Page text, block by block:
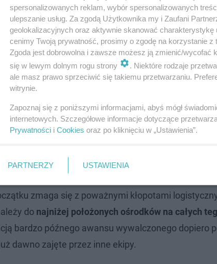
piłkarze?
zmaga się z poważnymi kłopotami
do najniżej położonych ośrodków na całych
bardzo późnego awansu wywalczonego dopiero
dawno zajęte przez inne ekipy.
spersonalizowanych reklam, wybór spersonalizowanych
ulepszanie usług. Za zgodą Użytkownika my i Zaufani
geolokalizacyjnych oraz aktywnie skanować
cenimy Twoją prywatność, prosimy o zgodę na korzystanie z
Zgoda jest dobrowolna i zawsze możesz ją zmienić/
się w lewym dolnym rogu strony
. Niektóre rodzaje
ale masz prawo sprzeciwić się takiemu przetwarzaniu.
witrynie.
Zapoznaj się z poniższymi informacjami, abyś mógł
internetowych. Szczegółowe informacje dotyczące
Prywatności i Cookies oraz po kliknięciu w „Ustawienia”.
PARTNERZY USTAWIENIA